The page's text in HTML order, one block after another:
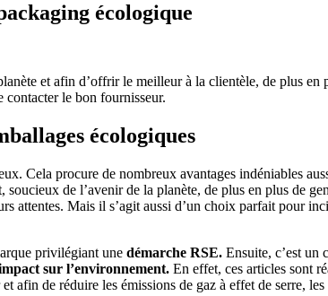
écologique
et afin d’offrir le meilleur à la clientèle, de plus
contacter le bon fournisseur.
écologiques
Cela procure de nombreux avantages indéniables
soucieux de l’avenir de la planète, de plus en plus de
Mais il s’agit aussi d’un choix parfait pour
privilégiant une démarche RSE. Ensuite, c’est un
sur l’environnement. En effet, ces articles sont
de réduire les émissions de gaz à effet de serre,